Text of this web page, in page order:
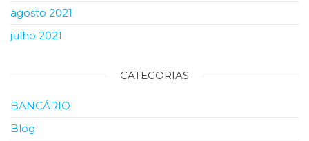
agosto 2021
julho 2021
CATEGORIAS
BANCÁRIO
Blog